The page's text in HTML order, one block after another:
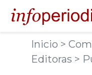
Inicio >
Editoras >